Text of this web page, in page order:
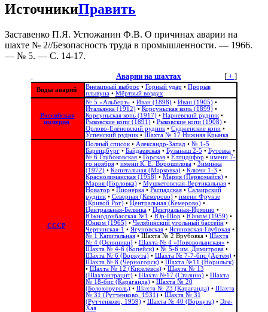
ИсточникиПравить
Заставенко П.Я. Устюжанин Ф.В. О причинах аварии на
шахте № 2//Безопасность труда в промышленности. — 1966.
— № 5. — С. 14-17.
[+ ]
Аварии на шахтах
Виды аварий Внезапный выброс• Горный удар • Прорыв
плывуна• Мёртвый воздух
Российская
империя
№ 5 «Альберт» • Иван (1898)• Иван (1905)•
Итальянка (1912)• Корсуньская копь (1899)•
Корсуньская копь (1917)• Нарневский рудник•
Рыковские копи (1891)• Рыковские копи (1908)•
Орлово-Еленовский рудник• Судженские копи•
Успенский рудник• Шахта № 17 Нижняя Крынка
СССР
Полный список• Александр-Запад • № 1-5
Баренцбург• Байдаевская• Буланаш 2-5 • Бутовка•
№ 6 Глубоковская• Горская• Елпидифор • имени 7-
го ноября• имени К. Е. Ворошилова• Зиминка
(1972)• Капитальная (Марковка)• Ключи 1-3 •
Краснолиманская (1958)• Мария (Первомайск)•
Мария (Горловка)• Мушкетовская-Вертикальная•
Новатор • Пионерка• Распадская• Салаирский
рудник• Северная (Кемерово)• имени Фрунзе
(Кривой Рог)• Центральная (Кемерово)•
Центральная-Белянка• Центральная-Ирмино •
Южнодонбасская №1 • Юр-Шор • Юнком (1959)•
Юнком (1965)• Челябинский угольный бассейн•
Чертинская-1 • Ягуновская• Ясиновская-Глубокая•
№ 1 Капитальная• Шахта № 2 Врубовка• Шахта
№ 4 (Осинники)• Шахта № 4 «Нововолынская» •
Шахта № 4-6 (Копейск)• № 5-6 им. Димитрова•
Шахта № 6 (Воркута)• Шахта № 7-7-бис (Артем)•
Шахта № 8 (Черногорск)• Шахта №11 (Норильск)
• Шахта № 12 (Киселёвск)• Шахта № 13
(Шахтантрацит)• Шахта №17 (Сталино)• Шахта
№ 18-бис (Караганда)• Шахта № 20
(Болоховуголь)‎• Шахта № 23 (Караганда)• Шахта
№ 31 (Рутченково, 1931)• Шахта № 31
(Рутченково, 1959)• Шахта № 40 (Воркута)• Эге-
Хая